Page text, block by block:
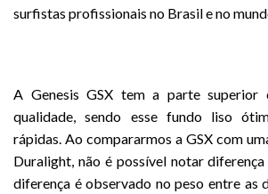
surfistas profissionais no Brasil e no
A Genesis GSX tem a parte
qualidade, sendo esse fundo liso
rápidas. Ao compararmos a GSX com
Duralight, não é possível notar
diferença é observado no peso entre as